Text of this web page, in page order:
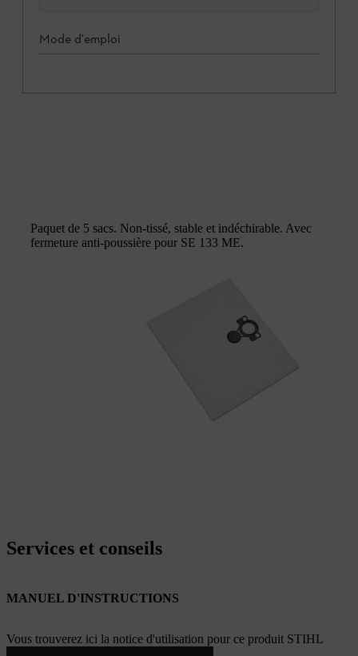
Mode d'emploi
Paquet de 5 sacs. Non-tissé, stable et indéchirable. Avec
fermeture anti-poussière pour SE 133 ME.
Services et conseils
MANUEL D'INSTRUCTIONS
Vous trouverez ici la notice d'utilisation pour ce produit STIHL